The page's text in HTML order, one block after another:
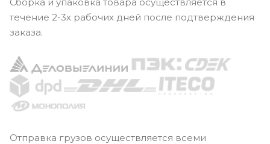
течение 2-3х рабочих дней после подтверждения
заказа.
Отправка грузов осуществляется всеми